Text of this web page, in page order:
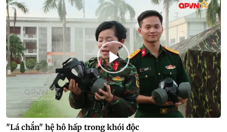
"Lá chắn" hệ hô hấp trong khói độc